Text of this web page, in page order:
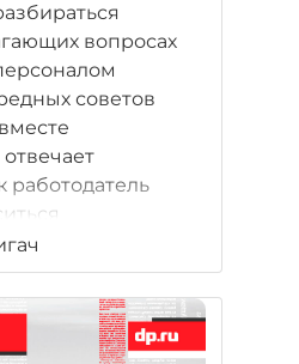
вопросах
советов
работодатель
состоянию